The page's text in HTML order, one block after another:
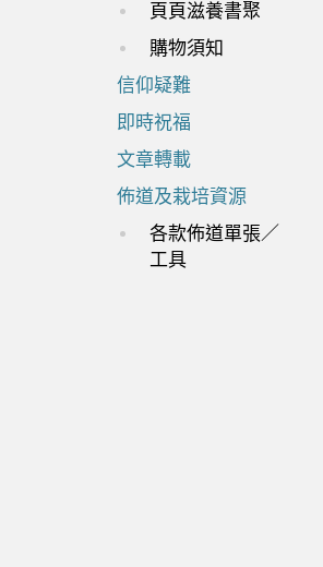
頁頁滋養書聚
購物須知
信仰疑難
即時祝福
文章轉載
佈道及栽培資源
各款佈道單張／
工具